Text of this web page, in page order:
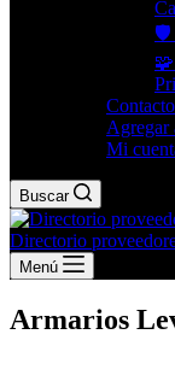
🛡️
Contacto
Agregar
Mi
Buscar
Directorio
Menú
Armarios